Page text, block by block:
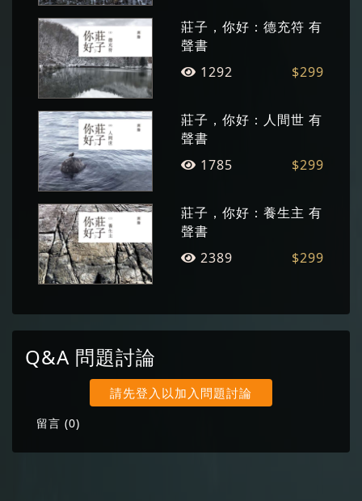
莊子，你好：德充符 有
聲書
1292
$299
莊子，你好：人間世 有
聲書
1785
$299
莊子，你好：養生主 有
聲書
2389
$299
Q&A 問題討論
請先登入以加入問題討論
留言 (0)